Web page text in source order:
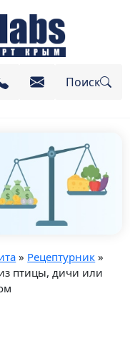
Поиск
» Рецептурник »
птицы, дичи или